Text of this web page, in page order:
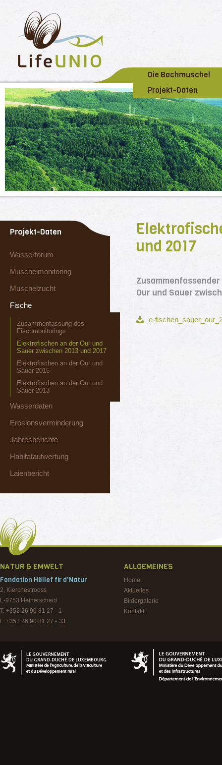
Die Bachmuschel
Projekt-Daten
Projekt-Daten
Wasserforum
Muschelmonitoring
Muschelzucht
Fische
Zusammenfassung des
Fischmonitorings
Elektrofischen an der Our und
Sauer zwischen 2013 und 2017
Elektrofischen an der Our und
Sauer 2015
Elektrofischen an der Our und
Sauer 2013
Wasserdaten
Erosionsverminderung
Jahresberichte
Habitataufwertung
Laienbericht
und 2017
Our und Sauer
e-
NATUR & EMWELT
Fondation Hëllef fir d'Natur
2, Kierchestrooss
L-9753 Heinerscheid
T. +352 26 90 81 27 - 1
F. +352 26 90 81 27 - 33
ALLGEMEINES
Home
Aktuelles
Bildergalerie
Kontakt